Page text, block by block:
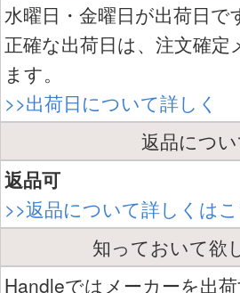
水曜日・金曜日が出荷日で
正確な出荷日は、注文確定
ます。
>>出荷日について詳しく
返品につ
返品可
>>返品について詳しくは
知っておいて欲
Handleではメーカーを出